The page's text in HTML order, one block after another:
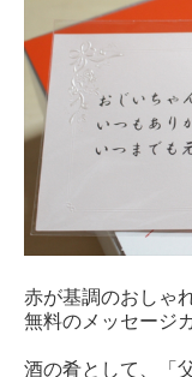
赤が基調のおしゃ
無料のメッセージ
酒の肴として、「